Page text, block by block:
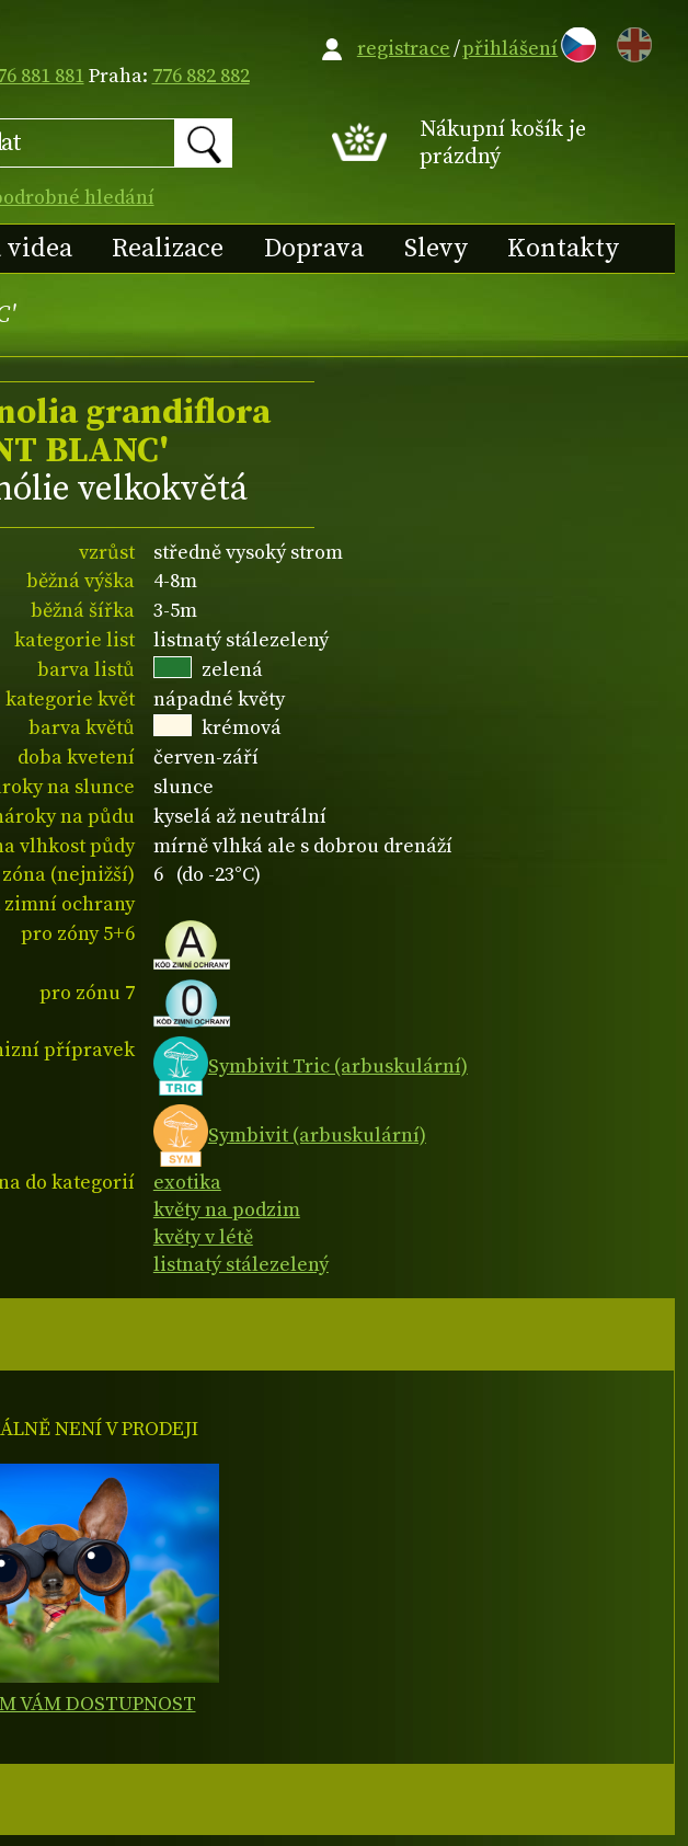
881 881Praha: 776 882 882
hledání
EN
Nákupní košík je
prázdný
videa Realizace Doprava Slevy Kontakty
registrace/přihlášení
grandiflora
BLANC'
velkokvětá
vzrůst
středně vysoký strom
běžná výška
4-8m
běžná šířka
3-5m
kategorie list
listnatý stálezelený
barva listů
zelená
kategorie květ
nápadné květy
barva květů
krémová
doba kvetení
červen-září
na slunce
slunce
na půdu
kyselá až neutrální
vlhkost půdy
mírně vlhká ale s dobrou drenáží
zóna (nejnižší)
6 (do -23°C)
zimní ochrany
pro zóny 5+6
pro zónu 7
přípravek
Symbivit Tric (arbuskulární)
Symbivit (arbuskulární)
do kategorií
exotika
květy na podzim
květy v létě
listnatý stálezelený
NENÍ V PRODEJI
VÁM DOSTUPNOST